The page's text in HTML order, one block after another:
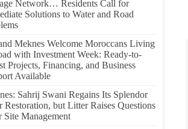
Network… Residents Call for
Solutions to Water and Road
Meknes Welcome Moroccans Living
with Investment Week: Ready-to-
Projects, Financing, and Business
Available
Sahrij Swani Regains Its Splendor
Restoration, but Litter Raises Questions
Site Management